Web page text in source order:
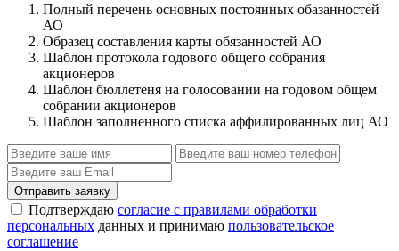
Полный перечень основных постоянных обазанностей
АО
Образец составления карты обязанностей АО
Шаблон протокола годового общего собрания
акционеров
Шаблон бюллетеня на голосовании на годовом общем
собрании акционеров
Шаблон заполненного списка аффилированных лиц АО
Отправить заявку
Подтверждаю согласие с правилами обработки
персональных данных и принимаю пользовательское
соглашение